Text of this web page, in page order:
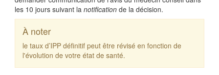
les 10 jours suivant la notification de la décision.
À noter
le taux d’IPP définitif peut être révisé en fonction de
l'évolution de votre état de santé.